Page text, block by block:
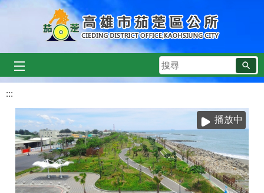
跳到主要內容區塊
搜
尋
:::
播放中